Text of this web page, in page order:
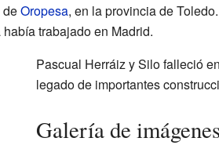
deOropesa, en la provincia de
trabajado en Madrid.
Pascual Herráiz y Silo falleció
legado de importantes
Galería de imágenes